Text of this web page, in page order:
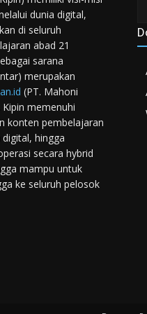
dunia digital,
di seluruh
abad 21
sarana
merupakan
(PT. Mahoni
memenuhi
konten pembelajaran
hingga
secara hybrid
mampu untuk
ke seluruh pelosok